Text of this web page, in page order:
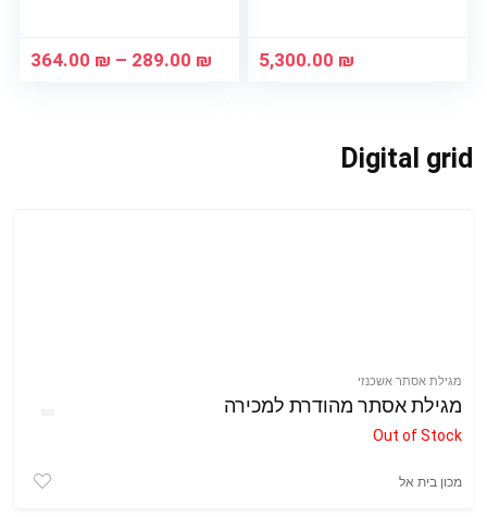
5,300.00 ₪
289.00 ₪
–
364.00 ₪
Digital grid
מגילת אסתר אשכנזי
מגילת אסתר מהודרת למכירה
Out of Stock
מכון בית אל